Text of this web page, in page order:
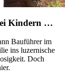
Kindern …
Bauführer im
ins luzernische
Doch